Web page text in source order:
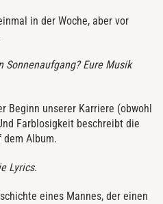
in der Woche, aber vor
Sonnenaufgang? Eure Musik
Beginn unserer Karriere (obwohl
Farblosigkeit beschreibt die
dem Album.
Lyrics.
eines Mannes, der einen